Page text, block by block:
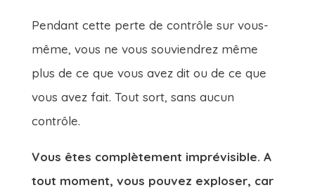
Pendant cette perte de contrôle sur vous-
même, vous ne vous souviendrez même
plus de ce que vous avez dit ou de ce que
vous avez fait. Tout sort, sans aucun
contrôle.
Vous êtes complètement imprévisible. A
tout moment, vous pouvez exploser, car